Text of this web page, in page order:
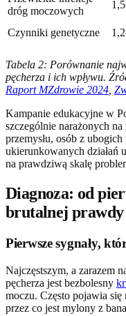
dróg moczowych
Czynniki genetyczne
Tabela 2: Porównanie
pęcherza i ich wpływu.
Raport MZdrowie 2024
Kampanie edukacyjne w
szczególnie narażonych
przemysłu, osób z
ukierunkowanych działań
na prawdziwą skalę
Diagnoza: od
brutalnej prawdy
Pierwsze sygnały,
Najczęstszym, a zarazem
pęcherza jest bezbolesny
moczu. Często pojawia
przez co jest mylony z